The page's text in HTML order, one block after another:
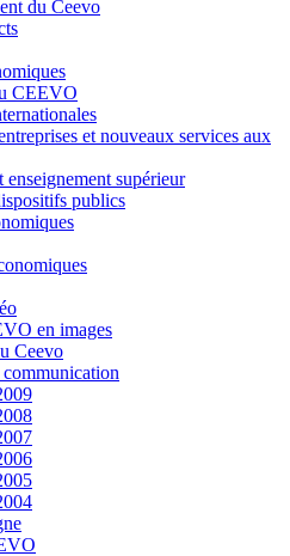
du Ceevo
CEEVO
et nouveaux services aux
enseignement supérieur
publics
en images
Ceevo
communication